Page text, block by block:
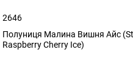
2646
Полуниця Малина Вишня Айс
Raspberry Cherry Ice)